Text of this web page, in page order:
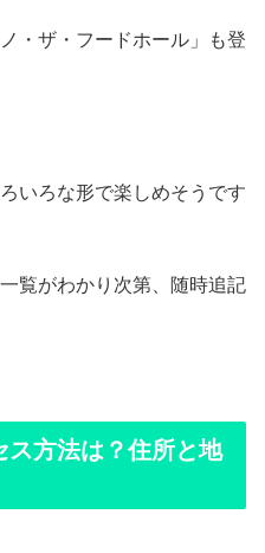
・ザ・フードホール」も登
いろな形で楽しめそうです
覧がわかり次第、随時追記
ス方法は？住所と地